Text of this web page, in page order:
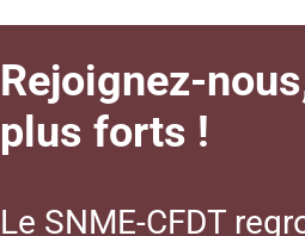
Rejoignez-
plus forts !
Le SNME-CFDT